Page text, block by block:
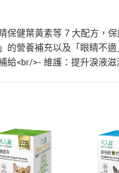
保健葉黃素等 7 大配方，
的營養補充以及「眼睛不
給<br/>- 維護：提升淚液